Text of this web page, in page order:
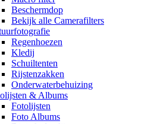
Beschermdop
Bekijk alle Camerafilters
Regenhoezen
Kledij
Schuiltenten
Rijstenzakken
Onderwaterbehuizing
& Albums
Fotolijsten
Foto Albums